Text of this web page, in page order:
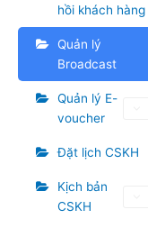
hồi khách hàng
Quản lý
Broadcast
Quản lý E-
voucher
Đặt lịch CSKH
Kịch bản
CSKH